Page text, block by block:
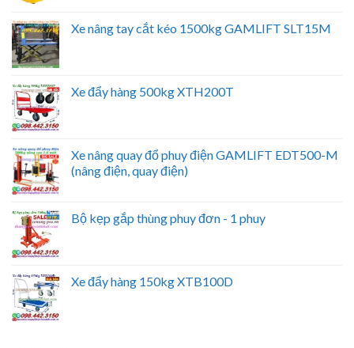
Xe nâng tay cắt kéo 1500kg GAMLIFT SLT15M
Xe đẩy hàng 500kg XTH200T
Xe nâng quay đổ phuy điện GAMLIFT EDT500-M
(nâng điện, quay điện)
Bộ kẹp gắp thùng phuy đơn - 1 phuy
Xe đẩy hàng 150kg XTB100D